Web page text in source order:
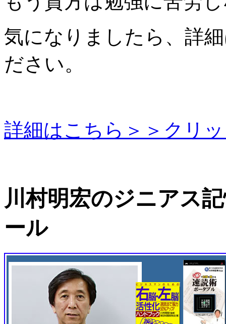
気になりましたら、詳
ださい。
詳細はこちら＞＞クリ
川村明宏のジニアス
ール